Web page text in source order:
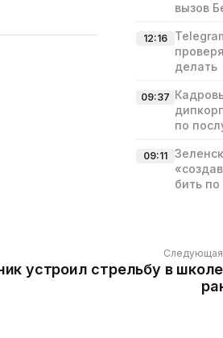
вызов
12:16
делать
09:37
по
09:11
бить по
Следующая
устроил стрельбу в